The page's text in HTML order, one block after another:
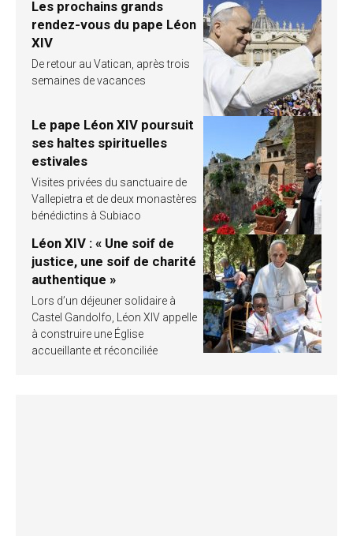
Les prochains grands
rendez-vous du pape Léon
XIV
De retour au Vatican, après trois
semaines de vacances
Le pape Léon XIV poursuit
ses haltes spirituelles
estivales
Visites privées du sanctuaire de
Vallepietra et de deux monastères
bénédictins à Subiaco
Léon XIV : « Une soif de
justice, une soif de charité
authentique »
Lors d’un déjeuner solidaire à
Castel Gandolfo, Léon XIV appelle
à construire une Église
accueillante et réconciliée